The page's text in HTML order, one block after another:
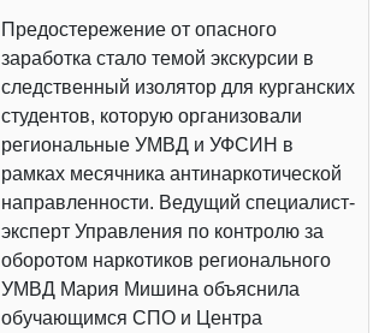
Предостережение от опасного
заработка стало темой экскурсии в
следственный изолятор для курганских
студентов, которую организовали
региональные УМВД и УФСИН в
рамках месячника антинаркотической
направленности. Ведущий специалист-
эксперт Управления по контролю за
оборотом наркотиков регионального
УМВД Мария Мишина объяснила
обучающимся СПО и Центра